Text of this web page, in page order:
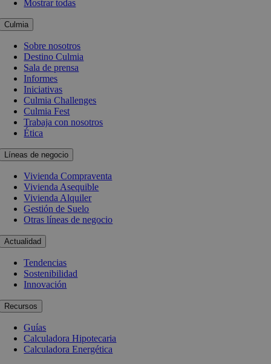
Mostrar todas
Culmia
Sobre nosotros
Destino Culmia
Sala de prensa
Informes
Iniciativas
Culmia Challenges
Culmia Fest
Trabaja con nosotros
Ética
Líneas de negocio
Vivienda Compraventa
Vivienda Asequible
Vivienda Alquiler
Gestión de Suelo
Otras líneas de negocio
Actualidad
Tendencias
Sostenibilidad
Innovación
Recursos
Guías
Calculadora Hipotecaria
Calculadora Energética